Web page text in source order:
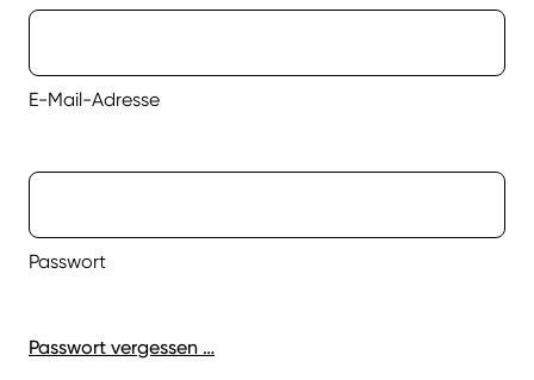
E-Mail-Adresse
Passwort
Passwort vergessen …